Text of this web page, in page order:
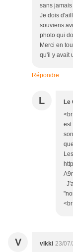
sans
Je dois
souviens
photo qui
Merci en
qu'il y avait
Répondre
L Le
est
V vikki 23/